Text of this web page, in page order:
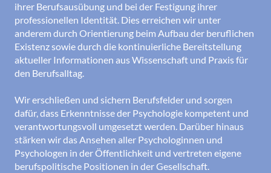
ihrer Berufsausübung und bei der Festigung ihrer
professionellen Identität. Dies erreichen wir unter
anderem durch Orientierung beim Aufbau der beruflichen
Existenz sowie durch die kontinuierliche Bereitstellung
aktueller Informationen aus Wissenschaft und Praxis für
den Berufsalltag.
Wir erschließen und sichern Berufsfelder und sorgen
dafür, dass Erkenntnisse der Psychologie kompetent und
verantwortungsvoll umgesetzt werden. Darüber hinaus
stärken wir das Ansehen aller Psychologinnen und
Psychologen in der Öffentlichkeit und vertreten eigene
berufspolitische Positionen in der Gesellschaft.